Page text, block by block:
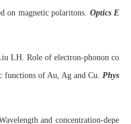
on magnetic polaritons. Optics E
LH. Role of electron-phonon co
of Au, Ag and Cu.
Phys
and concentration-depe